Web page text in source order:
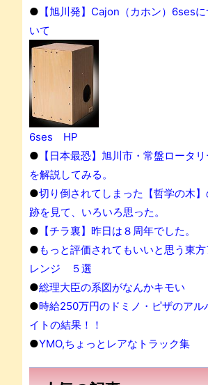
● 【旭川発】Cajon（カホン）6sesに
いて
6ses HP
● 【日本最恐】旭川市・常盤ロータリ
を解説してみる。
●切り倒されてしまった【哲学の木
跡を見て、いろいろ思った。
● 【チラ裏】昨日は８周年でした。
●もっと評価されてもいいと思う東方
レンジ ５選
●総理大臣の系図がなんかキモい
●時給250万円のドミノ・ピザのアル
イトの結果！！
●YMO,ちょっとレアなトラック集